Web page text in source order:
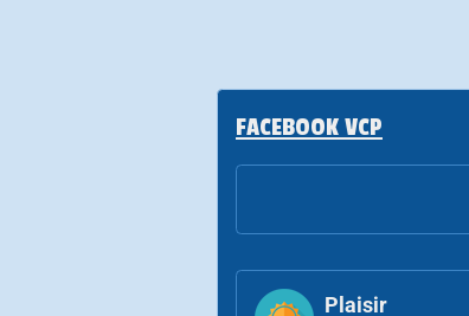
FACEBOOK VCP
Plaisir